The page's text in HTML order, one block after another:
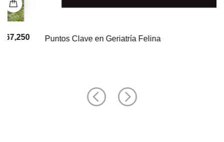
Puntos Clave en Geriatría Felina